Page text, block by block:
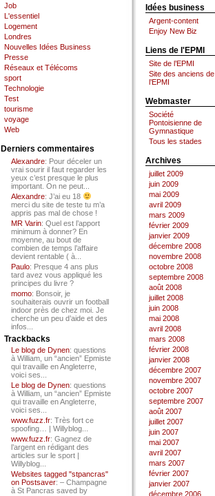
Job
L'essentiel
Logement
Londres
Nouvelles Idées Business
Presse
Réseaux et Télécoms
sport
Technologie
Test
tourisme
voyage
Web
Derniers commentaires
Alexandre: Pour déceler un
vrai sourir il faut regarder les
yeux c’est presque le plus
important. On ne peut...
Alexandre: J’ai eu 18
merci du site de teste tu m’a
appris pas mal de chose !
MR Varin: Quel est l’apport
minimum à donner? En
moyenne, au bout de
combien de temps l’affaire
devient rentable ( à...
Paulo: Presque 4 ans plus
tard avez vous appliqué les
principes du livre ?
momo: Bonsoir, je
souhaiterais ouvrir un football
indoor près de chez moi. Je
cherche un peu d’aide et des
infos...
Trackbacks
Le blog de Dynen: questions
à William, un “ancien” Epmiste
qui travaille en Angleterre,
voici ses...
Le blog de Dynen: questions
à William, un “ancien” Epmiste
qui travaille en Angleterre,
voici ses...
www.fuzz.fr: Très fort ce
spoofing… | Willyblog...
www.fuzz.fr: Gagnez de
l’argent en rédigant des
articles sur le sport |
Willyblog...
Websites tagged "stpancras"
on Postsaver: – Champagne
à St Pancras saved by
Idées business
Argent-content
Enjoy New Biz
Liens de l'EPMI
Site de l’EPMI
Site des anciens de
l’EPMI
Webmaster
Société
Pontoisienne de
Gymnastique
Tous les stades
Archives
juillet 2009
juin 2009
mai 2009
avril 2009
mars 2009
février 2009
janvier 2009
décembre 2008
novembre 2008
octobre 2008
septembre 2008
août 2008
juillet 2008
juin 2008
mai 2008
avril 2008
mars 2008
février 2008
janvier 2008
décembre 2007
novembre 2007
octobre 2007
septembre 2007
août 2007
juillet 2007
juin 2007
mai 2007
avril 2007
mars 2007
février 2007
janvier 2007
décembre 2006